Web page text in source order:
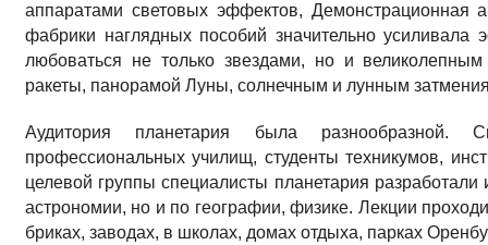
аппаратами световых эф­фектов, Демонстрационная
фабри­ки наглядных пособий зна­чительно усиливала
любоваться не только звездами, но и
ракеты, пано­рамой Луны, солнечным и лунным
Аудитория планетария была разнообразной.
профессиональных училищ, студенты технику­мов,
це­левой группы специалисты планетария
астрономии, но и по географии, физике. Лек­ции
бриках, заводах, в школах, домах отдыха, парках